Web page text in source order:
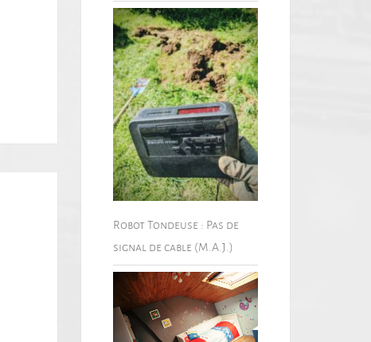
Robot Tondeuse : Pas de
signal de cable (M.A.J.)